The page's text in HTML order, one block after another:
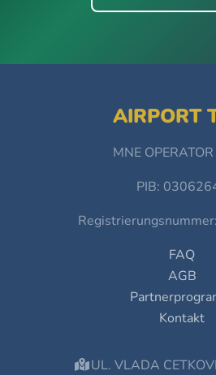
AIRPORT
MNE OPERATOR
PIB:
FAQ
AGB
Kontakt
UL. VLADA